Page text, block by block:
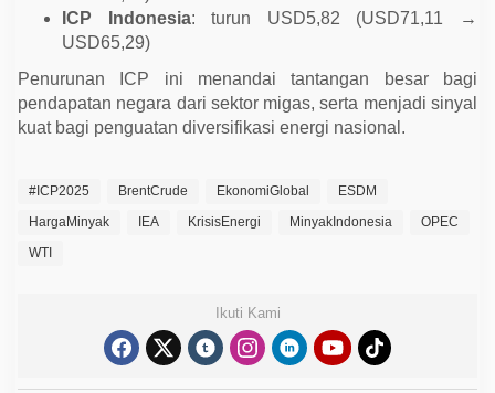
ICP Indonesia: turun USD5,82 (USD71,11 →
USD65,29)
Penurunan ICP ini menandai tantangan besar bagi
pendapatan negara dari sektor migas, serta menjadi sinyal
kuat bagi penguatan diversifikasi energi nasional.
#ICP2025 BrentCrude EkonomiGlobal
ESDM
HargaMinyak
IEA KrisisEnergi MinyakIndonesia
OPEC
WTI
Ikuti Kami